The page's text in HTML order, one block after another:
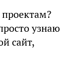
узнаю
сайт,